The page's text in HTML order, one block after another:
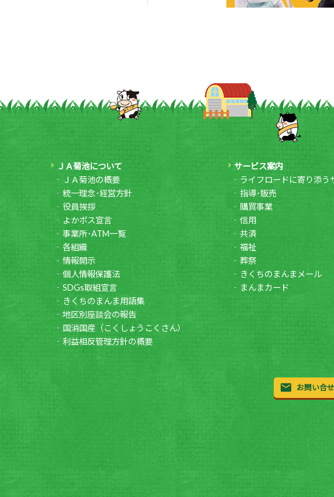
ＪＡ菊池について
ＪＡ菊池の概要
統一理念･経営方針
役員挨拶
よかボス宣言
事業所･ATM一覧
各組織
情報開示
個人情報保護法
SDGs取組宣言
きくちのまんま用語集
地区別座談会の報告
国消国産（こくしょうこくさん）
利益相反管理方針の概要
サービス案内
ライフロードに寄り添う
指導･販売
購買事業
信用
共済
福祉
葬祭
きくちのまんまメール
まんまカード
お問い合